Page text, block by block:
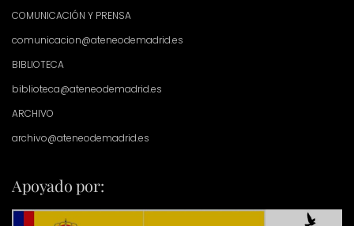
COMUNICACIÓN Y PRENSA
comunicacion@ateneodemadrid.es
BIBLIOTECA
biblioteca@ateneodemadrid.es
ARCHIVO
archivo@ateneodemadrid.es
Apoyado por: